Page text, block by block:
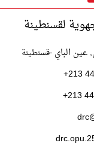
résolus
لقسنطينة
الباي -قسنطينة